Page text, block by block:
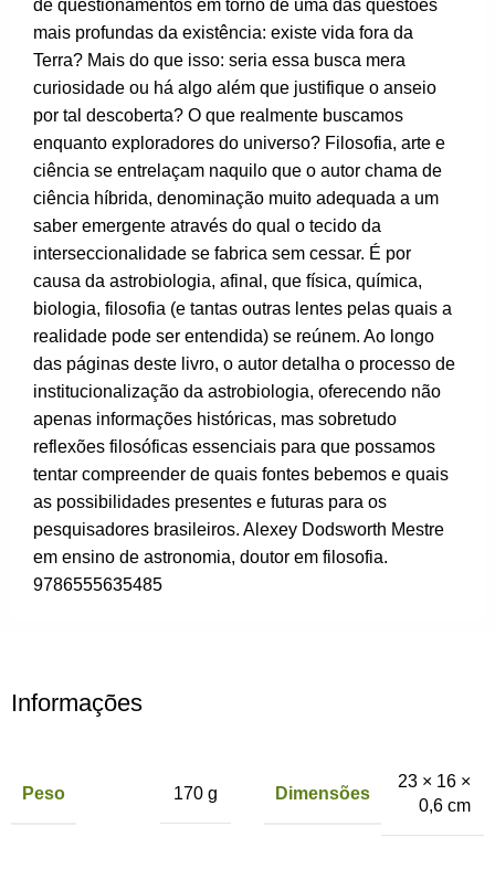
de questionamentos em torno de uma das questões
mais profundas da existência: existe vida fora da
Terra? Mais do que isso: seria essa busca mera
curiosidade ou há algo além que justifique o anseio
por tal descoberta? O que realmente buscamos
enquanto exploradores do universo? Filosofia, arte e
ciência se entrelaçam naquilo que o autor chama de
ciência híbrida, denominação muito adequada a um
saber emergente através do qual o tecido da
interseccionalidade se fabrica sem cessar. É por
causa da astrobiologia, afinal, que física, química,
biologia, filosofia (e tantas outras lentes pelas quais a
realidade pode ser entendida) se reúnem. Ao longo
das páginas deste livro, o autor detalha o processo de
institucionalização da astrobiologia, oferecendo não
apenas informações históricas, mas sobretudo
reflexões filosóficas essenciais para que possamos
tentar compreender de quais fontes bebemos e quais
as possibilidades presentes e futuras para os
pesquisadores brasileiros. Alexey Dodsworth Mestre
em ensino de astronomia, doutor em filosofia.
9786555635485
Informações
Peso 170 g Dimensões
23 × 16 ×
0,6 cm